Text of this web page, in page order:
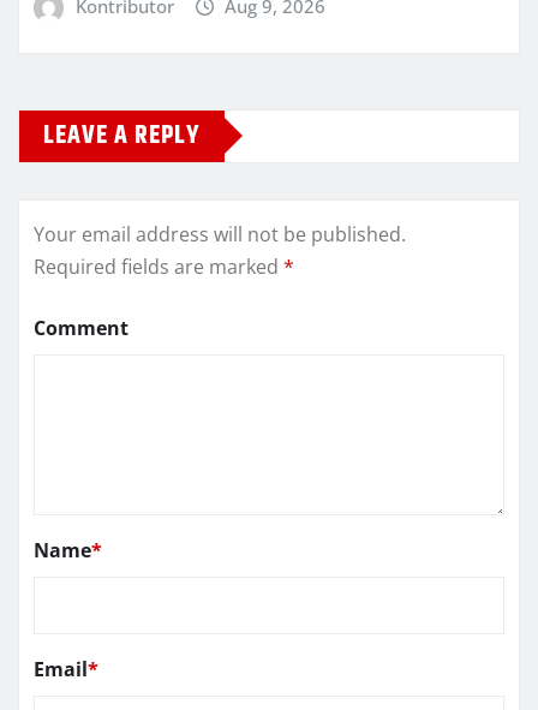
Kontributor Aug 9, 2026
LEAVE A REPLY
Your email address will not be published.
Required fields are marked *
Comment
Name*
Email*